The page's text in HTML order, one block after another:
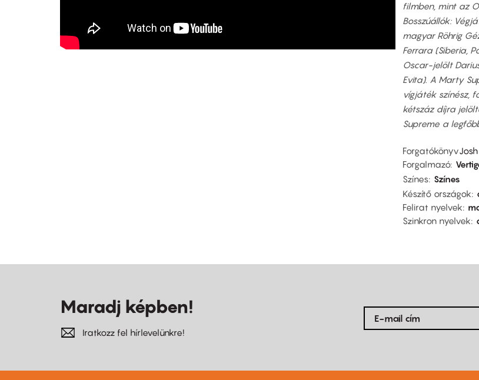
filmben, mint az
Bosszúállók:
magyar Röhrig
Ferrara (Siberia,
Oscar-jelölt
Evita). A Marty
vígjáték színész,
kétszáz díjra
Supreme a
Forgatókönyv
Forgalmazó
Színes Színes
Készítő országok
Felirat nyelvek
Szinkron nyelvek
Maradj képben!
Iratkozz fel hírlevelünkre!